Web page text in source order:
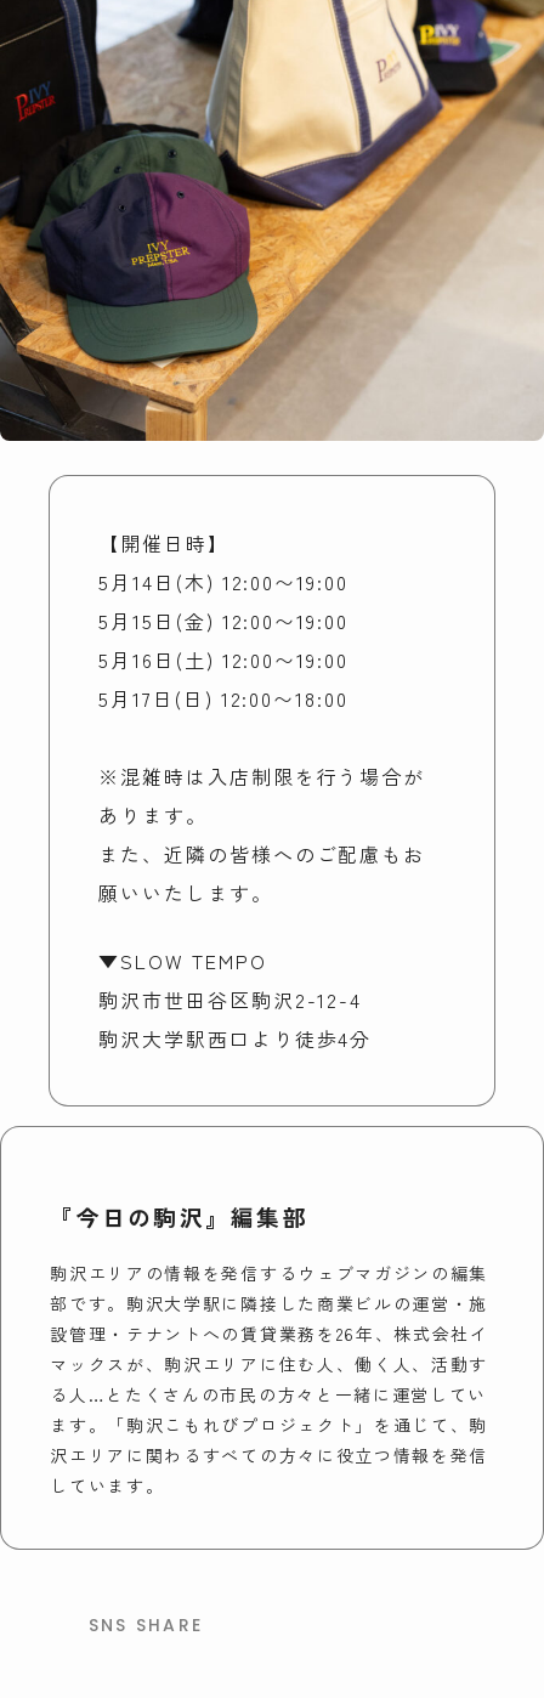
【開催日時】
5月14日(木) 12:00〜19:00
5月15日(金) 12:00〜19:00
5月16日(土) 12:00〜19:00
5月17日(日) 12:00〜18:00
※混雑時は入店制限を行う場合が
あります。
また、近隣の皆様へのご配慮もお
願いいたします。
▼SLOW TEMPO
駒沢市世田谷区駒沢2-12-4
駒沢大学駅西口より徒歩4分
『今日の駒沢』編集部
駒沢エリアの情報を発信するウェブマガジンの編集
部です。駒沢大学駅に隣接した商業ビルの運営・施
設管理・テナントへの賃貸業務を26年、株式会社イ
マックスが、駒沢エリアに住む人、働く人、活動す
る人…とたくさんの市民の方々と一緒に運営してい
ます。「駒沢こもれびプロジェクト」を通じて、駒
沢エリアに関わるすべての方々に役立つ情報を発信
しています。
SNS SHARE